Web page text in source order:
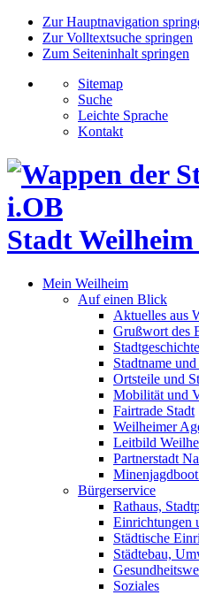
Zur Hauptnavigation
Zur Volltextsuche springen
Zum Seiteninhalt springen
Sitemap
Suche
Leichte Sprache
Kontakt
Stadt
Mein Weilheim
Auf einen Blick
Aktuelles aus
Grußwort des
Stadtgeschichte
Stadtname
Ortsteile und
Mobilität und
Fairtrade Stadt
Weilheimer
Leitbild
Partnerstadt
Bürgerservice
Rathaus,
Einrichtungen
Städtische
Städtebau,
Soziales